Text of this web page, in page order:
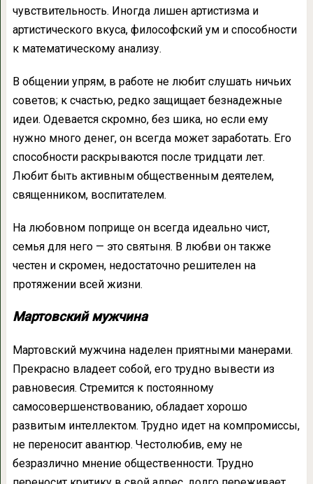
чувствительность. Иногда лишен артистизма и
артистического вкуса, философский ум и способности
к математическому анализу.
В общении упрям, в работе не любит слушать ничьих
советов; к счастью, редко защищает безнадежные
идеи. Одевается скромно, без шика, но если ему
нужно много денег, он всегда может заработать. Его
способности раскрываются после тридцати лет.
Любит быть активным общественным деятелем,
священником, воспитателем.
На любовном поприще он всегда идеально чист,
семья для него — это святыня. В любви он также
честен и скромен, недостаточно решителен на
протяжении всей жизни.
Мартовский мужчина
Мартовский мужчина наделен приятными манерами.
Прекрасно владеет собой, его трудно вывести из
равновесия. Стремится к постоянному
самосовершенствованию, обладает хорошо
развитым интеллектом. Трудно идет на компромиссы,
не переносит авантюр. Честолюбив, ему не
безразлично мнение общественности. Трудно